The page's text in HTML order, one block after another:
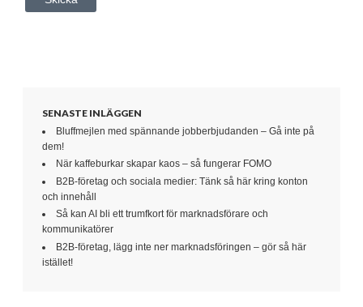
SENASTE INLÄGGEN
Bluffmejlen med spännande jobberbjudanden – Gå inte på
dem!
När kaffeburkar skapar kaos – så fungerar FOMO
B2B-företag och sociala medier: Tänk så här kring konton
och innehåll
Så kan AI bli ett trumfkort för marknadsförare och
kommunikatörer
B2B-företag, lägg inte ner marknadsföringen – gör så här
istället!